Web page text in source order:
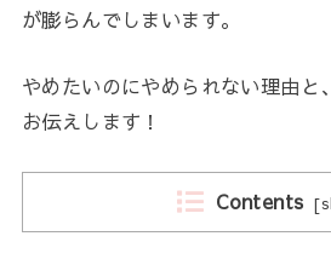
が膨らんでしまいます。
やめたいのにやめられない理由と
お伝えします！
Contents [